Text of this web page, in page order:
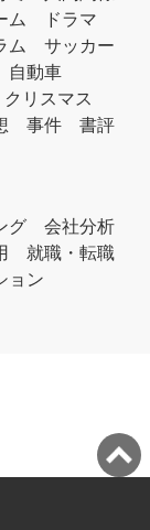
ム
ドラマ
ム
サッカー
自動車
クリスマス
事件
書評
グ
会社分析
就職・転職
ョン